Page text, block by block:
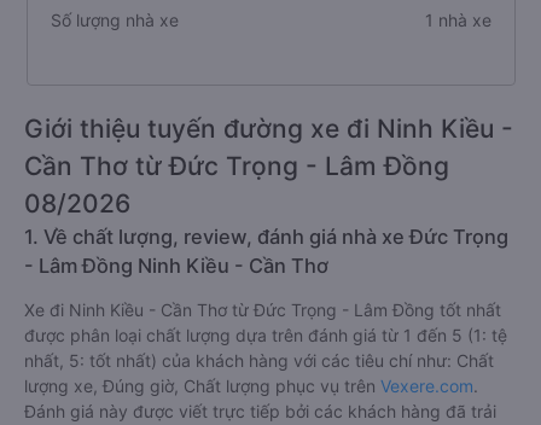
Số lượng nhà xe 1 nhà xe
Giới thiệu tuyến đường xe đi Ninh Kiều -
Cần Thơ từ Đức Trọng - Lâm Đồng
08/2026
1. Về chất lượng, review, đánh giá nhà xe Đức Trọng
- Lâm Đồng Ninh Kiều - Cần Thơ
Xe đi Ninh Kiều - Cần Thơ từ Đức Trọng - Lâm Đồng tốt nhất
được phân loại chất lượng dựa trên đánh giá từ 1 đến 5 (1: tệ
nhất, 5: tốt nhất) của khách hàng với các tiêu chí như: Chất
lượng xe, Đúng giờ, Chất lượng phục vụ trên Vexere.com.
Đánh giá này được viết trực tiếp bởi các khách hàng đã trải